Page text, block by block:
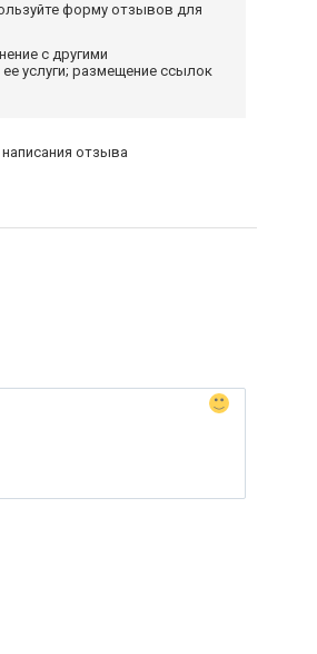
форму отзывов для
с другими
услуги; размещение ссылок
отзыва